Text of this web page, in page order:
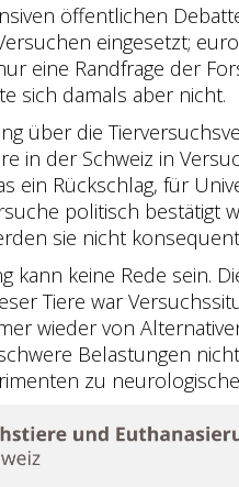
öffentlichen
eingesetzt;
eine Randfrage der
sich damals aber nicht.
über die
in der Schweiz in
ein Rückschlag, für
politisch bestätigt
sie nicht
kann keine Rede sein.
Tiere war
wieder von
Belastungen
zu